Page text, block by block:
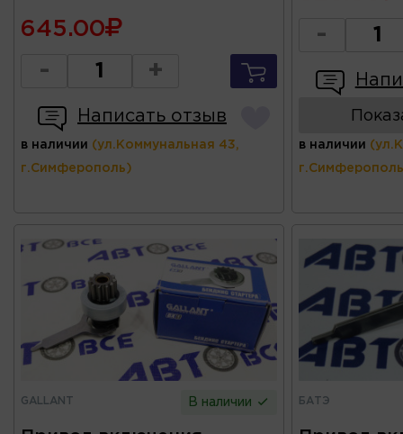
645.00
- +
Написать отзыв
в наличии (ул.Коммунальная 43,
г.Симферополь)
-
в наличии
GALLANT В наличии БАТЭ